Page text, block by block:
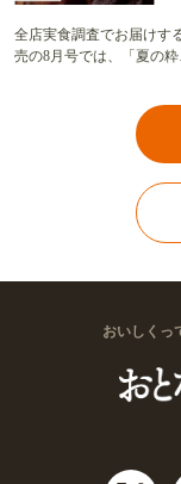
全店実食調査でお届けす
売の8月号では、「夏の
おいしくっ